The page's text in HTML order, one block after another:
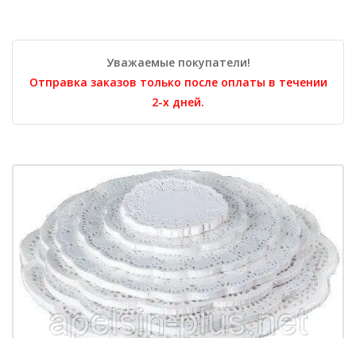
Уважаемые покупатели!
Отправка заказов только после оплаты в течении
2-х дней.